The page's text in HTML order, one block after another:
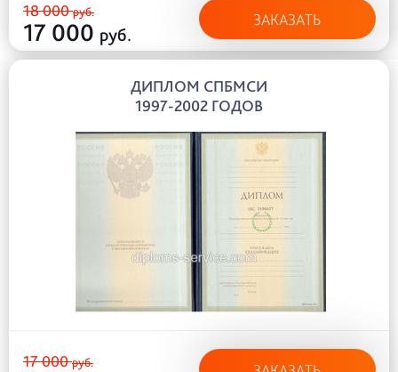
18 000руб.
17 000 руб.
ЗАКАЗАТЬ
ДИПЛОМ СПБМСИ
1997-2002 ГОДОВ
17 000руб.